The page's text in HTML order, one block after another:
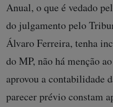
Anual, o que é vedado
do julgamento pelo
Álvaro Ferreira, tenha
do MP, não há menção
aprovou a contabilidade
parecer prévio constam